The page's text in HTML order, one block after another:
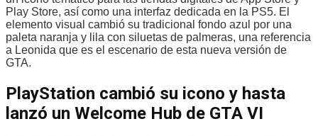
Play Store, así como una interfaz dedicada en la PS5. El
elemento visual cambió su tradicional fondo azul por una
paleta naranja y lila con siluetas de palmeras, una referencia
a Leonida que es el escenario de esta nueva versión de
GTA.
PlayStation cambió su icono y hasta
lanzó un Welcome Hub de GTA VI